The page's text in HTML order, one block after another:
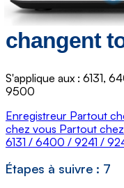
Mes
changent
S'applique aux : 6131,
9500
Enregistreur Partout
chez vous Partout
6131 / 6400 / 9241 /
Étapes à suivre : 7